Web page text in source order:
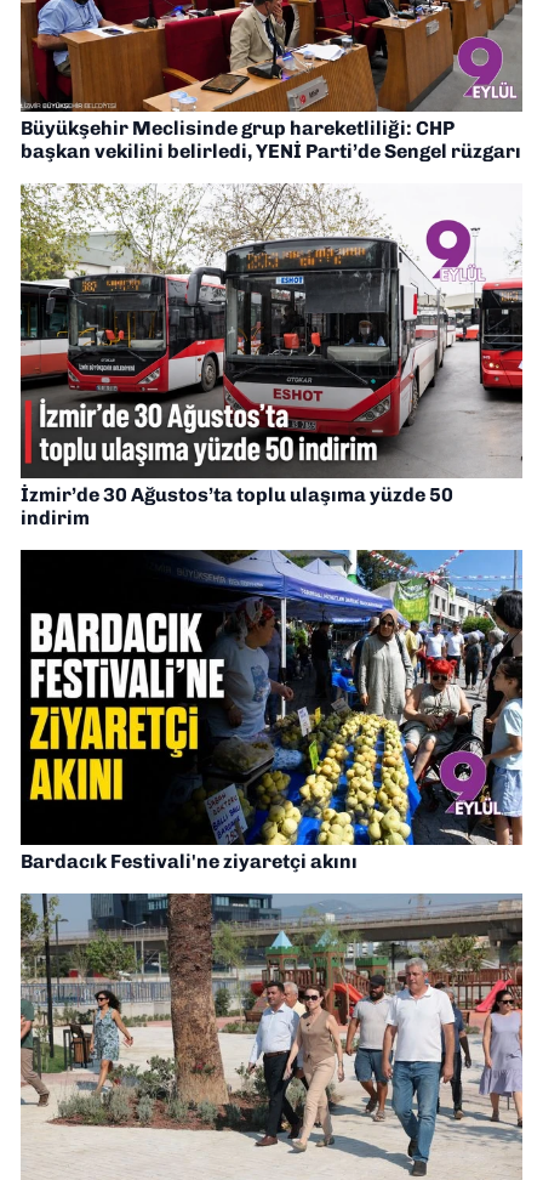
Büyükşehir Meclisinde grup hareketliliği: CHP
başkan vekilini belirledi, YENİ Parti’de Sengel rüzgarı
İzmir’de 30 Ağustos’ta toplu ulaşıma yüzde 50
indirim
Bardacık Festivali'ne ziyaretçi akını